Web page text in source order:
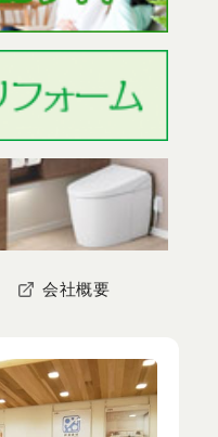
会社概要